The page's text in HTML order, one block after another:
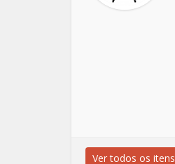
Ver todos os itens